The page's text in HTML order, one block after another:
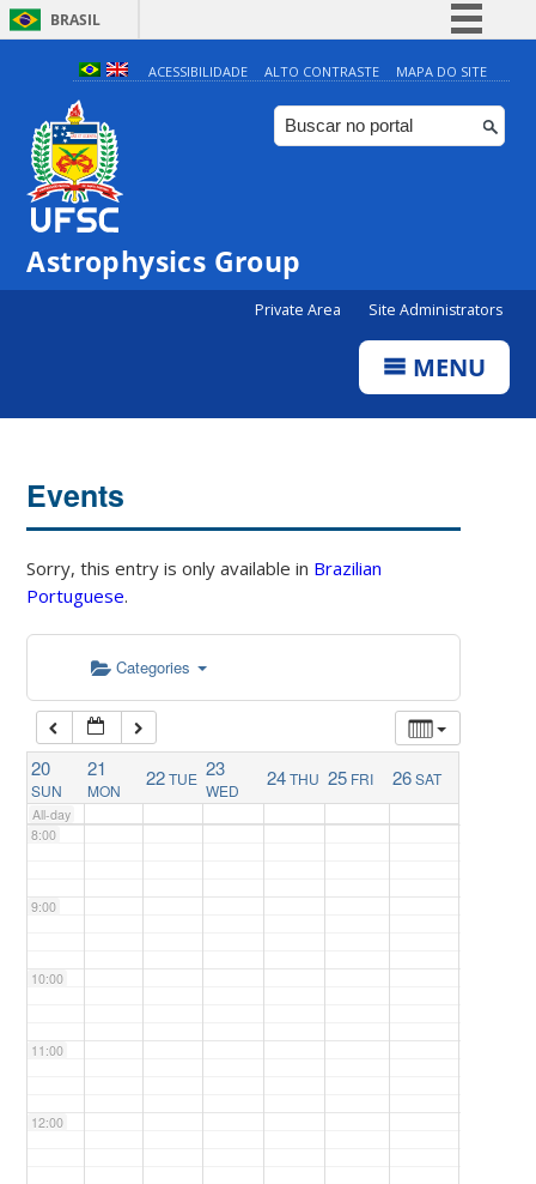
BRASIL
Simplifique!
Comunica BR
Participe
ACESSIBILIDADE ALTO CONTRASTE MAPA DO SITE
Astrophysics Group
Private Area Site Administrators
MENU
Events
Sorry, this entry is only available in Brazilian
Portuguese.
Categories
20
SUN
21
MON
22TUE 23
WED
24THU 25 FRI 26SAT
All-day
0:00
7:00
8:00
9:00
10:00
11:00
12:00